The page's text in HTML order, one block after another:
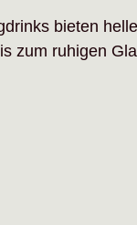
bieten
zum ruhigen